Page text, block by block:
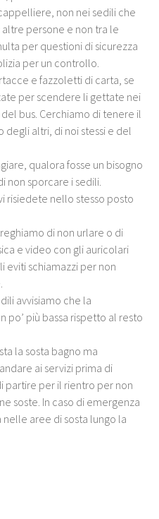
non nei sedili che
persone e non tra le
per questioni di sicurezza
per un controllo.
e fazzoletti di carta, se
per scendere li gettate nei
bus. Cerchiamo di tenere il
altri, di noi stessi e del
qualora fosse un bisogno
non sporcare i sedili.
risiedete nello stesso posto
di non urlare o di
e video con gli auricolari
eviti schiamazzi per non
avvisiamo che la
po’ più bassa rispetto al resto
la sosta bagno ma
ai servizi prima di
partire per il rientro per non
soste. In caso di emergenza
aree di sosta lungo la